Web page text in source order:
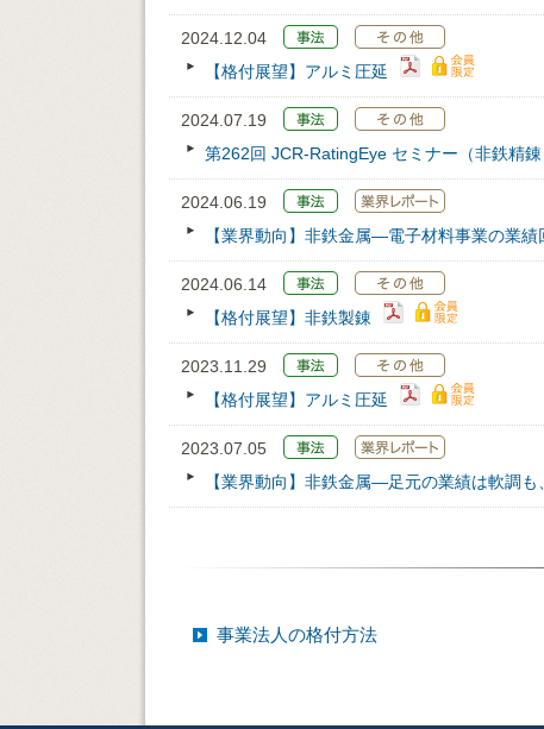
2024.12.04
【格付展望】アルミ圧延
2024.07.19
第262回 JCR‐RatingEye セミナー（非鉄精
2024.06.19
【業界動向】非鉄金属―電子材料事業の業
2024.06.14
【格付展望】非鉄製錬
2023.11.29
【格付展望】アルミ圧延
2023.07.05
【業界動向】非鉄金属―足元の業績は軟調
事業法人の格付方法